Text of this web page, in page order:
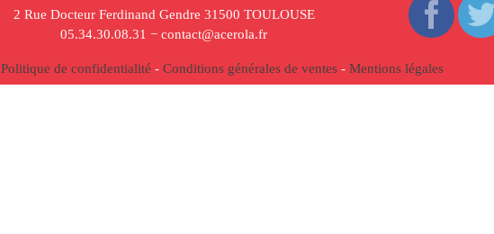
2 Rue Docteur Ferdinand Gendre 31500 TOULOUSE
05.34.30.08.31 − contact@acerola.fr
Politique de confidentialité - Conditions générales de ventes- Mentions légales